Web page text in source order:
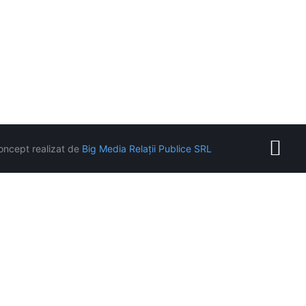
realizat de Big Media Relații Publice SRL